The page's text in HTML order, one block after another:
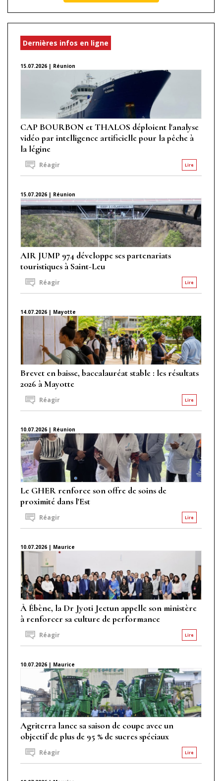
Dernières infos en ligne
15.07.2026 | Réunion
CAP BOURBON et THALOS déploient l'analyse
vidéo par intelligence artificielle pour la pêche à
la légine
Lire
Réagir
15.07.2026 | Réunion
AIR JUMP 974 développe ses partenariats
touristiques à Saint-Leu
Lire
Réagir
14.07.2026 | Mayotte
Brevet en baisse, baccalauréat stable : les résultats
2026 à Mayotte
Lire
Réagir
10.07.2026 | Réunion
Le GHER renforce son offre de soins de
proximité dans l'Est
Lire
Réagir
10.07.2026 | Maurice
À Ébène, la Dr Jyoti Jeetun appelle son ministère
à renforcer sa culture de performance
Lire
Réagir
10.07.2026 | Maurice
Agriterra lance sa saison de coupe avec un
objectif de plus de 95 % de sucres spéciaux
Lire
Réagir